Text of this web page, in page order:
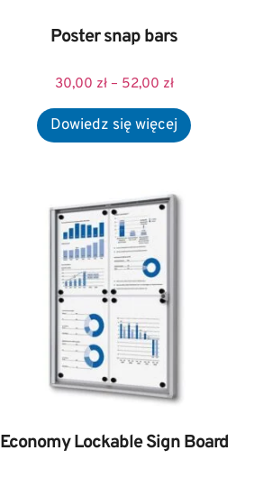
Poster snap bars
30,00 zł – 52,00 zł
Economy Lockable Sign Board